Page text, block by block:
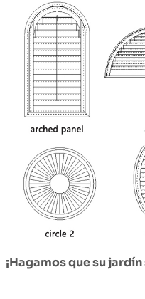
¡Hagamos que su